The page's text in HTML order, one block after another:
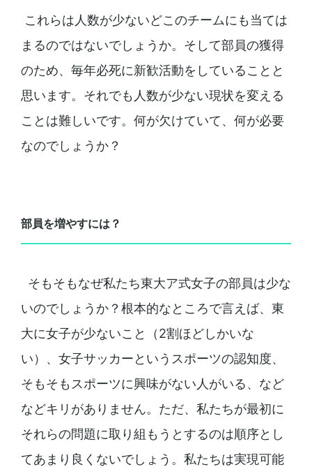
これらは人数が少ないどこのチームにも当ては
まるのではないでしょうか。そして部員の獲得
のため、毎年必死に新歓活動をしていることと
思います。それでも人数が少ない現状を変える
ことは難しいです。何が欠けていて、何が必要
なのでしょうか？
部員を増やすには？
そもそもなぜ私たち東大ア式女子の部員は少な
いのでしょうか？根本的なところで言えば、東
大に女子が少ないこと（2割ほどしかいな
い）、女子サッカーというスポーツの認知度、
そもそもスポーツに興味がない人がいる、など
などキリがありません。ただ、私たちが最初に
それらの問題に取り組もうとするのは順序とし
てあまり良くないでしょう。私たちは実現可能